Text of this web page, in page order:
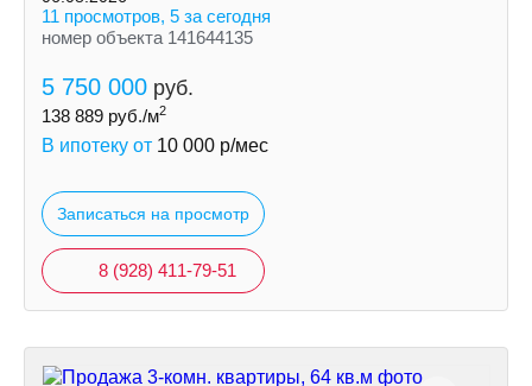
11 просмотров, 5 за сегодня
номер объекта 141644135
5 750 000 руб.
138 889 руб./м2
В ипотеку от 10 000 р/мес
Записаться на просмотр
8 (928) 411-79-51